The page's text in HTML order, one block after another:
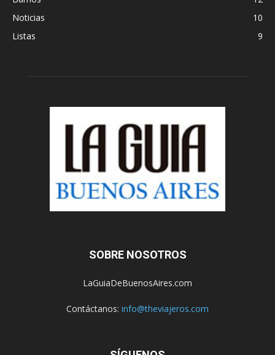
Noticias
10
Listas
9
SOBRE NOSOTROS
LaGuiaDeBuenosAires.com
Contáctanos: info@theviajeros.com